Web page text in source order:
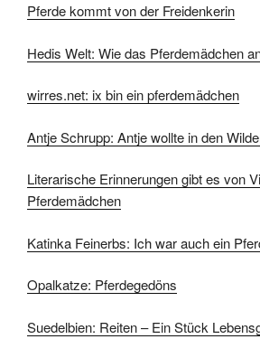
Pferde kommt von der Freidenkerin
Hedis Welt: Wie das Pferdemädchen
wirres.net: ix bin ein pferdemädchen
Antje Schrupp: Antje wollte in den
Literarische Erinnerungen gibt es von
Pferdemädchen
Katinka Feinerbs: Ich war auch ein
Opalkatze: Pferdegedöns
Suedelbien: Reiten – Ein Stück